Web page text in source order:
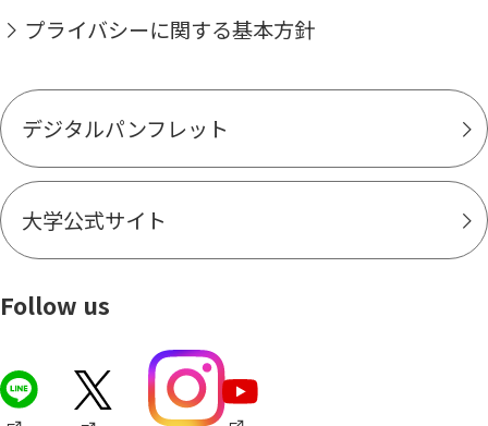
プライバシーに関する基本方針
デジタルパンフレット
大学公式サイト
Follow us